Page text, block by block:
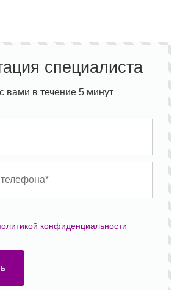
специалиста
вами в течение 5 минут
конфиденциальности